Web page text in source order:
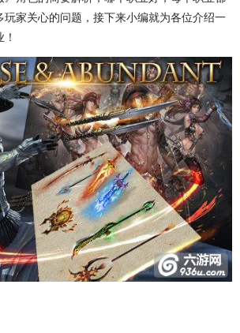
玩家关心的问题，接下来小编就为各位介绍一